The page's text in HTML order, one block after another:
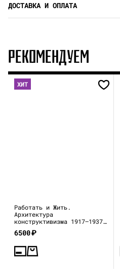
ДОСТАВКА И ОПЛАТА
РЕКОМЕНДУЕМ
ХИТ
Работать и Жить.
Архитектура
конструктивизма 1917—1937
(каталог выставки)
6500₽